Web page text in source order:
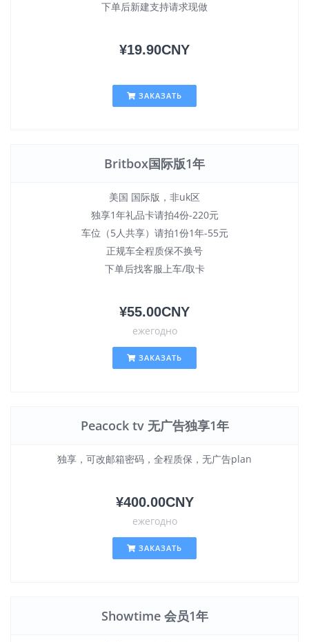
下单后新建支持请求现做
¥19.90CNY
ЗАКАЗАТЬ
Britbox国际版1年
美国 国际版，非uk区
独享1年礼品卡请拍4份-220元
车位（5人共享）请拍1份1年-55元
正规车全程质保不换号
下单后找客服上车/取卡
¥55.00CNY
ежегодно
ЗАКАЗАТЬ
Peacock tv 无广告独享1年
独享，可改邮箱密码，全程质保，无广告plan
¥400.00CNY
ежегодно
ЗАКАЗАТЬ
Showtime 会员1年